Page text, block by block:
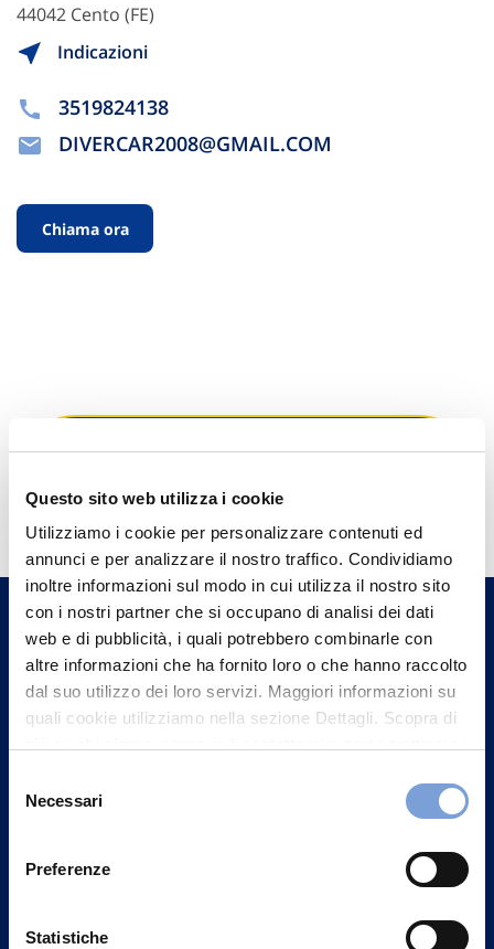
Questo sito web utilizza i cookie
Utilizziamo i cookie per personalizzare contenuti ed
annunci e per analizzare il nostro traffico. Condividiamo
inoltre informazioni sul modo in cui utilizza il nostro sito
con i nostri partner che si occupano di analisi dei dati
web e di pubblicità, i quali potrebbero combinarle con
altre informazioni che ha fornito loro o che hanno raccolto
dal suo utilizzo dei loro servizi. Maggiori informazioni su
quali cookie utilizziamo nella sezione Dettagli. Scopra di
può trovare nel footer del sito nella sezione "Informativa
delNecessari
Preferenze
Statistiche
44042 Cento (FE)
Indicazioni
3519824138
DIVERCAR2008@GMAIL.COM
Chiama ora
Hai bisogno di
informazioni?
Trova l'Agenzia più vicina a te e parla con
un nostro Agente.
Contattaci